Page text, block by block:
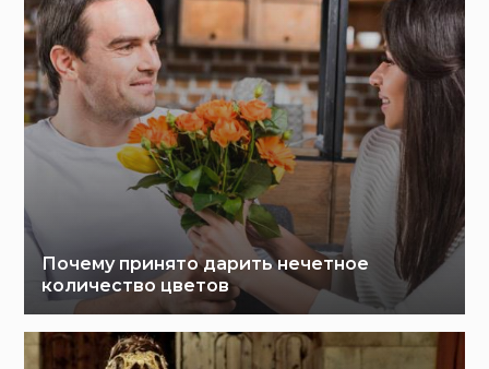
Почему принято дарить нечетное
количество цветов